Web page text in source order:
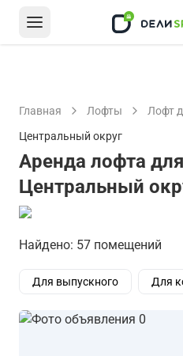
Главная Лофты
Лофт
Центральный округ
Аренда лофта
Центральный
Найдено: 57 помещений
Для выпускного Для